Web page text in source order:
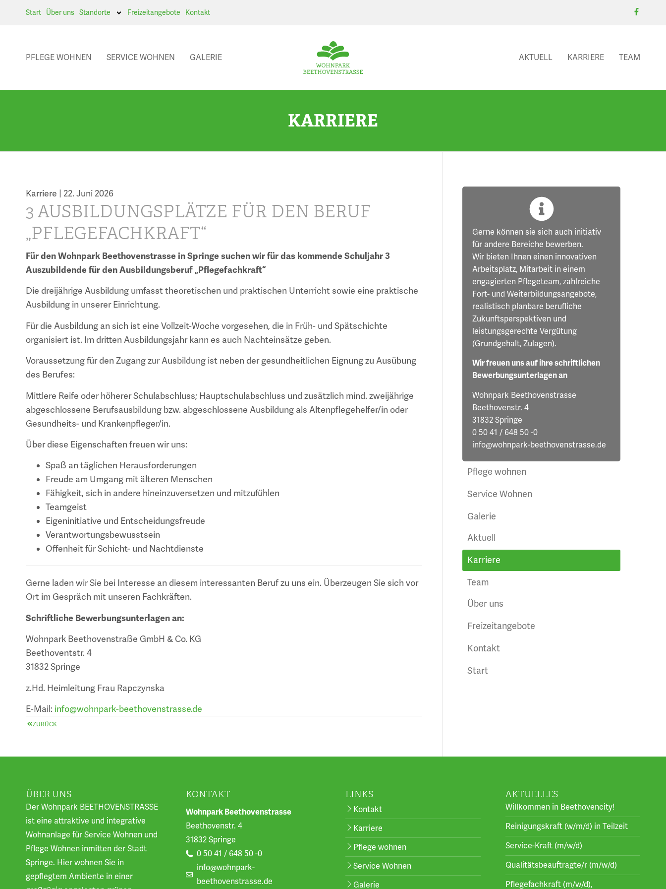
Start Über uns Standorte Freizeitangebote Kontakt
PFLEGE WOHNEN SERVICE WOHNEN GALERIE AKTUELL KARRIERE TEAM
KARRIERE
Karriere | 22. Juni 2026
3 AUSBILDUNGSPLÄTZE FÜR DEN BERUF
„PFLEGEFACHKRAFT“
Für den Wohnpark Beethovenstrasse in Springe suchen wir für das kommende Schuljahr 3
Auszubildende für den Ausbildungsberuf „Pflegefachkraft“
Die dreijährige Ausbildung umfasst theoretischen und praktischen Unterricht sowie eine praktische
Ausbildung in unserer Einrichtung.
Für die Ausbildung an sich ist eine Vollzeit-Woche vorgesehen, die in Früh- und Spätschichte
organisiert ist. Im dritten Ausbildungsjahr kann es auch Nachteinsätze geben.
Voraussetzung für den Zugang zur Ausbildung ist neben der gesundheitlichen Eignung zu Ausübung
des Berufes:
Mittlere Reife oder höherer Schulabschluss; Hauptschulabschluss und zusätzlich mind. zweijährige
abgeschlossene Berufsausbildung bzw. abgeschlossene Ausbildung als Altenpflegehelfer/in oder
Gesundheits- und Krankenpfleger/in.
Über diese Eigenschaften freuen wir uns:
Spaß an täglichen Herausforderungen
Freude am Umgang mit älteren Menschen
Fähigkeit, sich in andere hineinzuversetzen und mitzufühlen
Teamgeist
Eigeninitiative und Entscheidungsfreude
Verantwortungsbewusstsein
Offenheit für Schicht- und Nachtdienste
Gerne laden wir Sie bei Interesse an diesem interessanten Beruf zu uns ein. Überzeugen Sie sich vor
Ort im Gespräch mit unseren Fachkräften.
Schriftliche Bewerbungsunterlagen an:
Wohnpark Beethovenstraße GmbH & Co. KG
Beethoventstr. 4
31832 Springe
z.Hd. Heimleitung Frau Rapczynska
E-Mail: info@wohnpark-beethovenstrasse.de
ZURÜCK
Gerne können sie sich auch initiativ
für andere Bereiche bewerben.
Wir bieten Ihnen einen innovativen
Arbeitsplatz, Mitarbeit in einem
engagierten Pflegeteam, zahlreiche
Fort- und Weiterbildungsangebote,
realistisch planbare berufliche
Zukunftsperspektiven und
leistungsgerechte Vergütung
(Grundgehalt, Zulagen).
Wir freuen uns auf ihre schriftlichen
Bewerbungsunterlagen an
Wohnpark Beethovenstrasse
Beethovenstr. 4
31832 Springe
0 50 41 / 648 50 -0
info@wohnpark-beethovenstrasse.de
Pflege wohnen
Service Wohnen
Galerie
Aktuell
Karriere
Team
Über uns
Freizeitangebote
Kontakt
Start
ÜBER UNS
Der Wohnpark BEETHOVENSTRASSE
ist eine attraktive und integrative
Wohnanlage für Service Wohnen und
Pflege Wohnen inmitten der Stadt
Springe. Hier wohnen Sie in
gepflegtem Ambiente in einer
KONTAKT
Wohnpark Beethovenstrasse
Beethovenstr. 4
31832 Springe
0 50 41 / 648 50 -0
info@wohnpark-
beethovenstrasse.de
LINKS
Kontakt
Karriere
Pflege wohnen
Service Wohnen
Galerie
AKTUELLES
Willkommen in Beethovencity!
Reinigungskraft (w/m/d) in Teilzeit
Service-Kraft (m/w/d)
Qualitätsbeauftragte/r (m/w/d)
Pflegefachkraft (m/w/d),